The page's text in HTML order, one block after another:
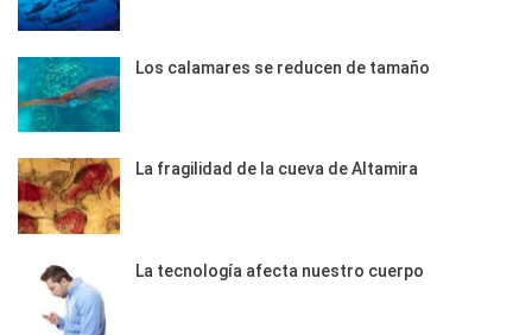
Los calamares se reducen de tamaño
La fragilidad de la cueva de Altamira
La tecnología afecta nuestro cuerpo